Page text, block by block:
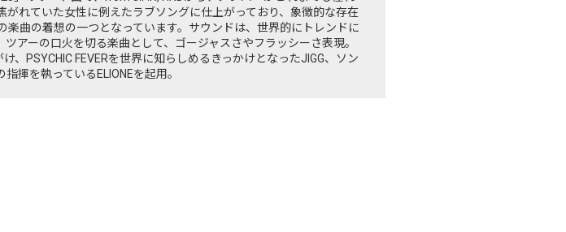
れていた女性に例えたラブソングに仕上がっており、象徴的な存在
曲の着想の一つとなっています。サウンドは、世界的にトレンドに
アーの口火を切る楽曲として、ゴージャスさやフラッシーさ表現。
、PSYCHIC FEVERを世界に知らしめるきっかけとなったJIGG、ソン
揮を執っているELIONEを起用。